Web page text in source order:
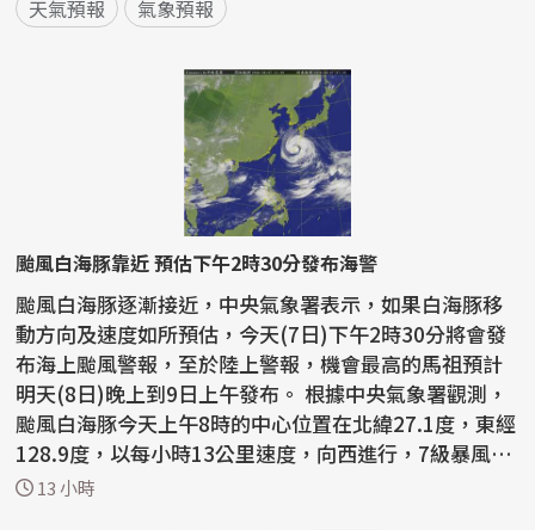
天氣預報 氣象預報
颱風白海豚靠近 預估下午2時30分發布海警
颱風白海豚逐漸接近，中央氣象署表示，如果白海豚移
動方向及速度如所預估，今天(7日)下午2時30分將會發
布海上颱風警報，至於陸上警報，機會最高的馬祖預計
明天(8日)晚上到9日上午發布。 根據中央氣象署觀測，
颱風白海豚今天上午8時的中心位置在北緯27.1度，東經
128.9度，以每小時13公里速度，向西進行，7級暴風半
徑為...
13 小時